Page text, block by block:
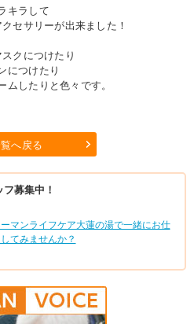
キラして
セサリーが出来ました！
クにつけたり
につけたり
ムしたりと色々です。
へ戻る
フ募集中！
ーマンライフケア大蓮の湯で一緒にお仕
てみませんか？